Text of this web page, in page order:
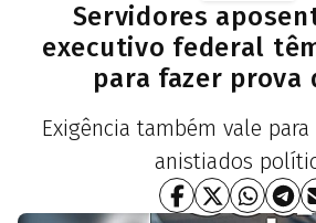
Servidores
executivo federal
para fazer prova
Exigência também vale
anistiados